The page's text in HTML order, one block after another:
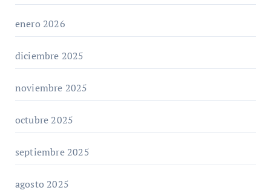
enero 2026
diciembre 2025
noviembre 2025
octubre 2025
septiembre 2025
agosto 2025